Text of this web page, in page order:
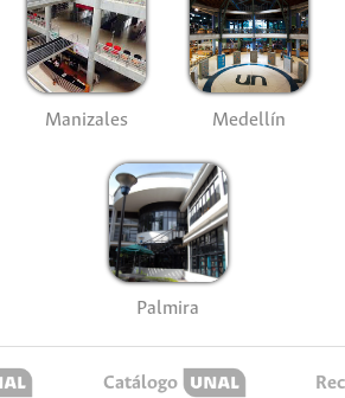
Manizales Medellín
Palmira
Catálogo